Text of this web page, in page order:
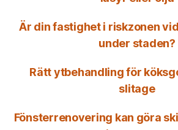
Är din fastighet i riskzonen
under staden?
Rätt ytbehandling för
slitage
Fönsterrenovering kan göra